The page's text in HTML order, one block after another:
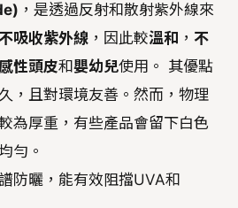
，是透過反射和散射紫外線來
不吸收紫外線 ，因此較溫和 ， 不
性頭皮和嬰幼兒使用。 其優點
，且對環境友善。然而，物理
為厚重，有些產品會留下白色
勻。
防曬，能有效阻擋UVA和